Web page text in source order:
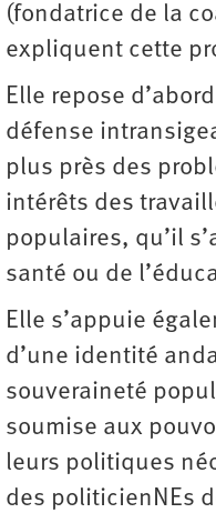
(fondatrice de la
expliquent cette
Elle repose
défense
plus près des
intérêts des
populaires, qu’il
santé ou de
Elle s’appuie
d’une identité
souveraineté
soumise aux
leurs politiques
des politicienNEs